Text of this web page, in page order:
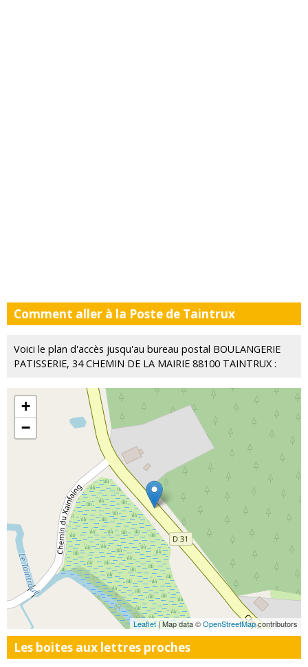
Comment aller à la Poste de Taintrux
Voici le plan d'accès jusqu'au bureau postal BOULANGERIE
PATISSERIE, 34 CHEMIN DE LA MAIRIE 88100 TAINTRUX :
+
−
Leaflet| Map data ©OpenStreetMapcontributors
Les boites aux lettres proches